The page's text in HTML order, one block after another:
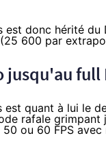
est donc hérité
600 par
full
est quant à lui le
rafale grimpant
50 ou 60 FPS